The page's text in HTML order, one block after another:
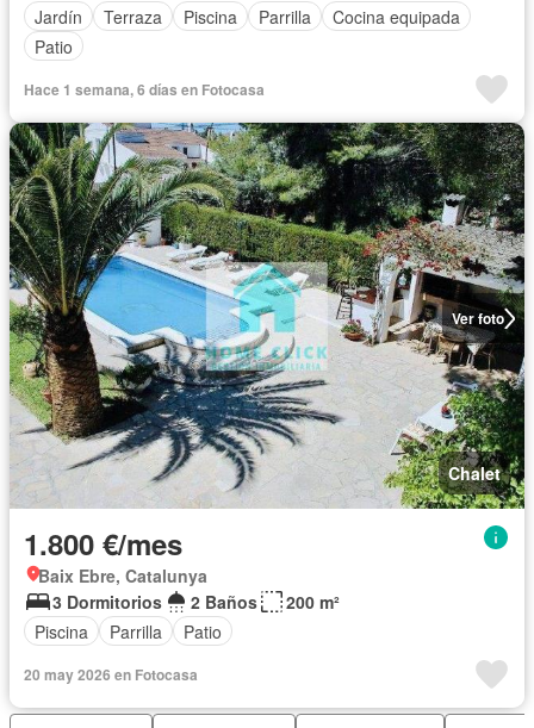
Jardín
Terraza Piscina Parrilla
Cocina equipada
Patio
Hace 1 semana, 6 días en Fotocasa
Ver foto
Chalet
1.800 €/mes
Baix Ebre, Catalunya
3 Dormitorios
2 Baños
200 m²
Piscina
Parrilla Patio
20 may 2026 en Fotocasa